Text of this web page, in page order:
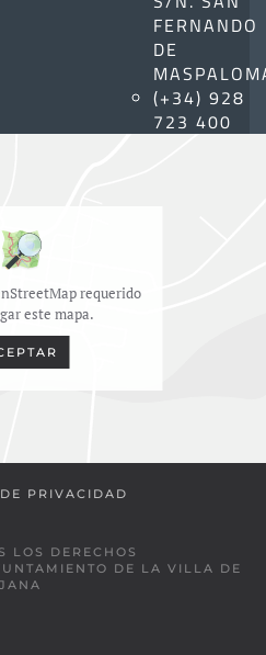
FERNANDO
DE
(+34) 928
723 400
requerido
este mapa.
PRIVACIDAD
LOS DERECHOS
DE LA VILLA DE